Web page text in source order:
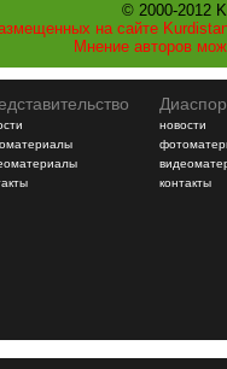
© 2000-2012
на сайте
Мнение авторов
новости
контакты